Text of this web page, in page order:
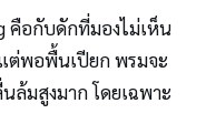
คือกับดักที่มองไม่เห็น
ต่พอพื้นเปียก พรมจะ
ล้มสูงมาก โดยเฉพาะ